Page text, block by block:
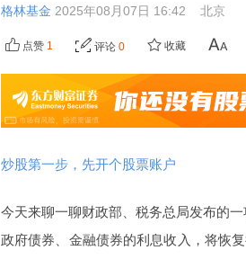
格林基金 2025年08月07日 16:42 北京
点赞 1 评论 0 收藏
炒股第一步，先开个股票账户
今天来聊一聊财政部、税务总局发布的
政府债券、金融债券的利息收入，将恢